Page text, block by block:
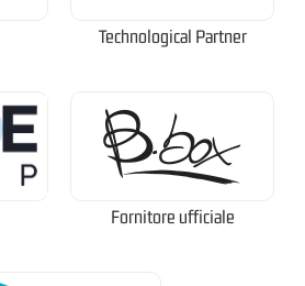
Technological Partner
Fornitore ufficiale